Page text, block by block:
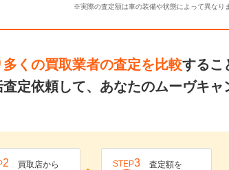
※実際の査定額は車の装備や状態によって異なり
多くの買取業者の査定を比較するこ
定依頼して、あなたのムーヴキャ
2
買取店から
STEP3
査定額を